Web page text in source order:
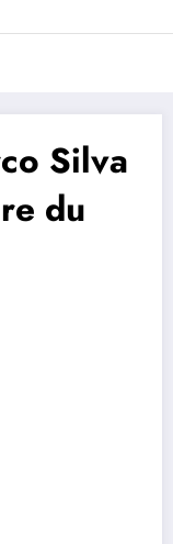
du football
Silva
du